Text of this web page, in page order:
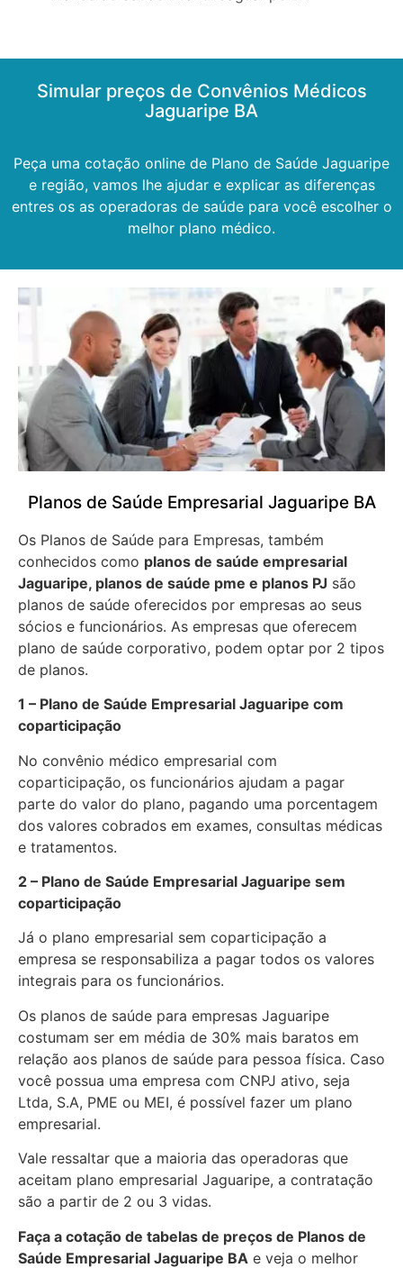
Simular preços de Convênios Médicos
Jaguaripe BA
Peça uma cotação online de Plano de Saúde Jaguaripe
e região, vamos lhe ajudar e explicar as diferenças
entres os as operadoras de saúde para você escolher o
melhor plano médico.
Planos de Saúde Empresarial Jaguaripe BA
Os Planos de Saúde para Empresas, também
conhecidos como planos de saúde empresarial
Jaguaripe, planos de saúde pme e planos PJ são
planos de saúde oferecidos por empresas ao seus
sócios e funcionários. As empresas que oferecem
plano de saúde corporativo, podem optar por 2 tipos
de planos.
1 – Plano de Saúde Empresarial Jaguaripe com
coparticipação
No convênio médico empresarial com
coparticipação, os funcionários ajudam a pagar
parte do valor do plano, pagando uma porcentagem
dos valores cobrados em exames, consultas médicas
e tratamentos.
2 – Plano de Saúde Empresarial Jaguaripe sem
coparticipação
Já o plano empresarial sem coparticipação a
empresa se responsabiliza a pagar todos os valores
integrais para os funcionários.
Os planos de saúde para empresas Jaguaripe
costumam ser em média de 30% mais baratos em
relação aos planos de saúde para pessoa física. Caso
você possua uma empresa com CNPJ ativo, seja
Ltda, S.A, PME ou MEI, é possível fazer um plano
empresarial.
Vale ressaltar que a maioria das operadoras que
aceitam plano empresarial Jaguaripe, a contratação
são a partir de 2 ou 3 vidas.
Faça a cotação de tabelas de preços de Planos de
Saúde Empresarial Jaguaripe BA e veja o melhor